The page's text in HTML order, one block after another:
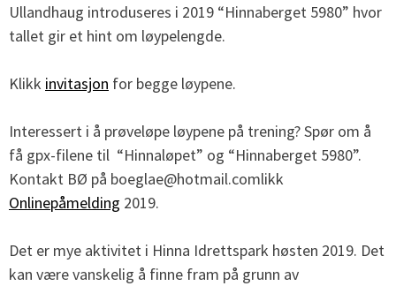
Ullandhaug introduseres i 2019 “Hinnaberget 5980” hvor
tallet gir et hint om løypelengde.
Klikk invitasjon for begge løypene.
Interessert i å prøveløpe løypene på trening? Spør om å
få gpx-filene til “Hinnaløpet” og “Hinnaberget 5980”.
Kontakt BØ på boeglae@hotmail.comlikk
Onlinepåmelding 2019.
Det er mye aktivitet i Hinna Idrettspark høsten 2019. Det
kan være vanskelig å finne fram på grunn av